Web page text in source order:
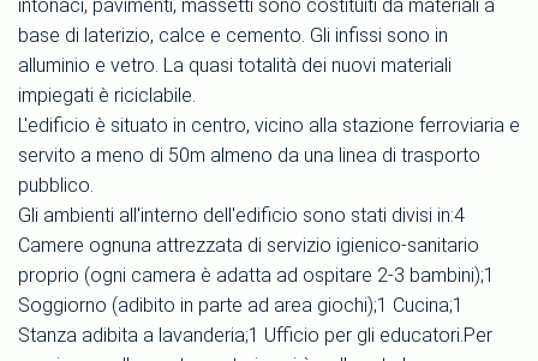
intonaci, pavimenti, massetti sono costituiti da materiali a
base di laterizio, calce e cemento. Gli infissi sono in
alluminio e vetro. La quasi totalità dei nuovi materiali
impiegati è riciclabile.
L'edificio è situato in centro, vicino alla stazione ferroviaria e
servito a meno di 50m almeno da una linea di trasporto
pubblico.
Gli ambienti all'interno dell'edificio sono stati divisi in:4
Camere ognuna attrezzata di servizio igienico-sanitario
proprio (ogni camera è adatta ad ospitare 2-3 bambini);1
Soggiorno (adibito in parte ad area giochi);1 Cucina;1
Stanza adibita a lavanderia;1 Ufficio per gli educatori.Per